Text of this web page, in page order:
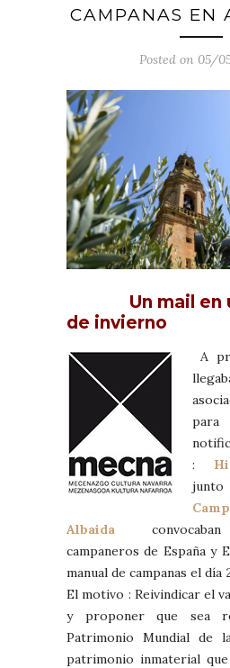
CAMPANAS EN
Posted on 05/
Un mail en
de invierno
A
:
Albaida
campaneros de España y
manual de campanas el día
El motivo : Reivindicar el
y proponer que sea
Patrimonio Mundial de
patrimonio inmaterial